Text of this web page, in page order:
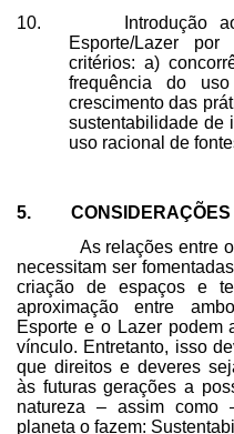
10.
Introdução
Esporte/Lazer
critérios: a)
frequência do
crescimento das
sustentabilidade de
uso racional de
5. CONSIDERAÇÕES
As relações entre o
necessitam ser
criação de espaços e
aproximação entre
Esporte e o Lazer podem
vínculo. Entretanto, isso
que direitos e deveres
às futuras gerações a
natureza – assim como
planeta o fazem: